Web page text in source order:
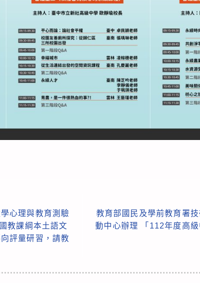
心理與教育測驗
教課綱本土語文
評量研習，請教
教育部國民及學前教育署
動中心辦理 「112年度高